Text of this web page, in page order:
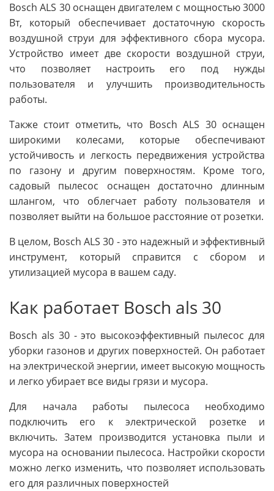
Bosch ALS 30 оснащен двигателем с мощностью 3000
Вт, который обеспечивает достаточную скорость
воздушной струи для эффективного сбора мусора.
Устройство имеет две скорости воздушной струи,
что позволяет настроить его под нужды
пользователя и улучшить производительность
работы.
Также стоит отметить, что Bosch ALS 30 оснащен
широкими колесами, которые обеспечивают
устойчивость и легкость передвижения устройства
по газону и другим поверхностям. Кроме того,
садовый пылесос оснащен достаточно длинным
шлангом, что облегчает работу пользователя и
позволяет выйти на большое расстояние от розетки.
В целом, Bosch ALS 30 - это надежный и эффективный
инструмент, который справится с сбором и
утилизацией мусора в вашем саду.
Как работает Bosch als 30
Bosch als 30 - это высокоэффективный пылесос для
уборки газонов и других поверхностей. Он работает
на электрической энергии, имеет высокую мощность
и легко убирает все виды грязи и мусора.
Для начала работы пылесоса необходимо
подключить его к электрической розетке и
включить. Затем производится установка пыли и
мусора на основании пылесоса. Настройки скорости
можно легко изменить, что позволяет использовать
его для различных поверхностей